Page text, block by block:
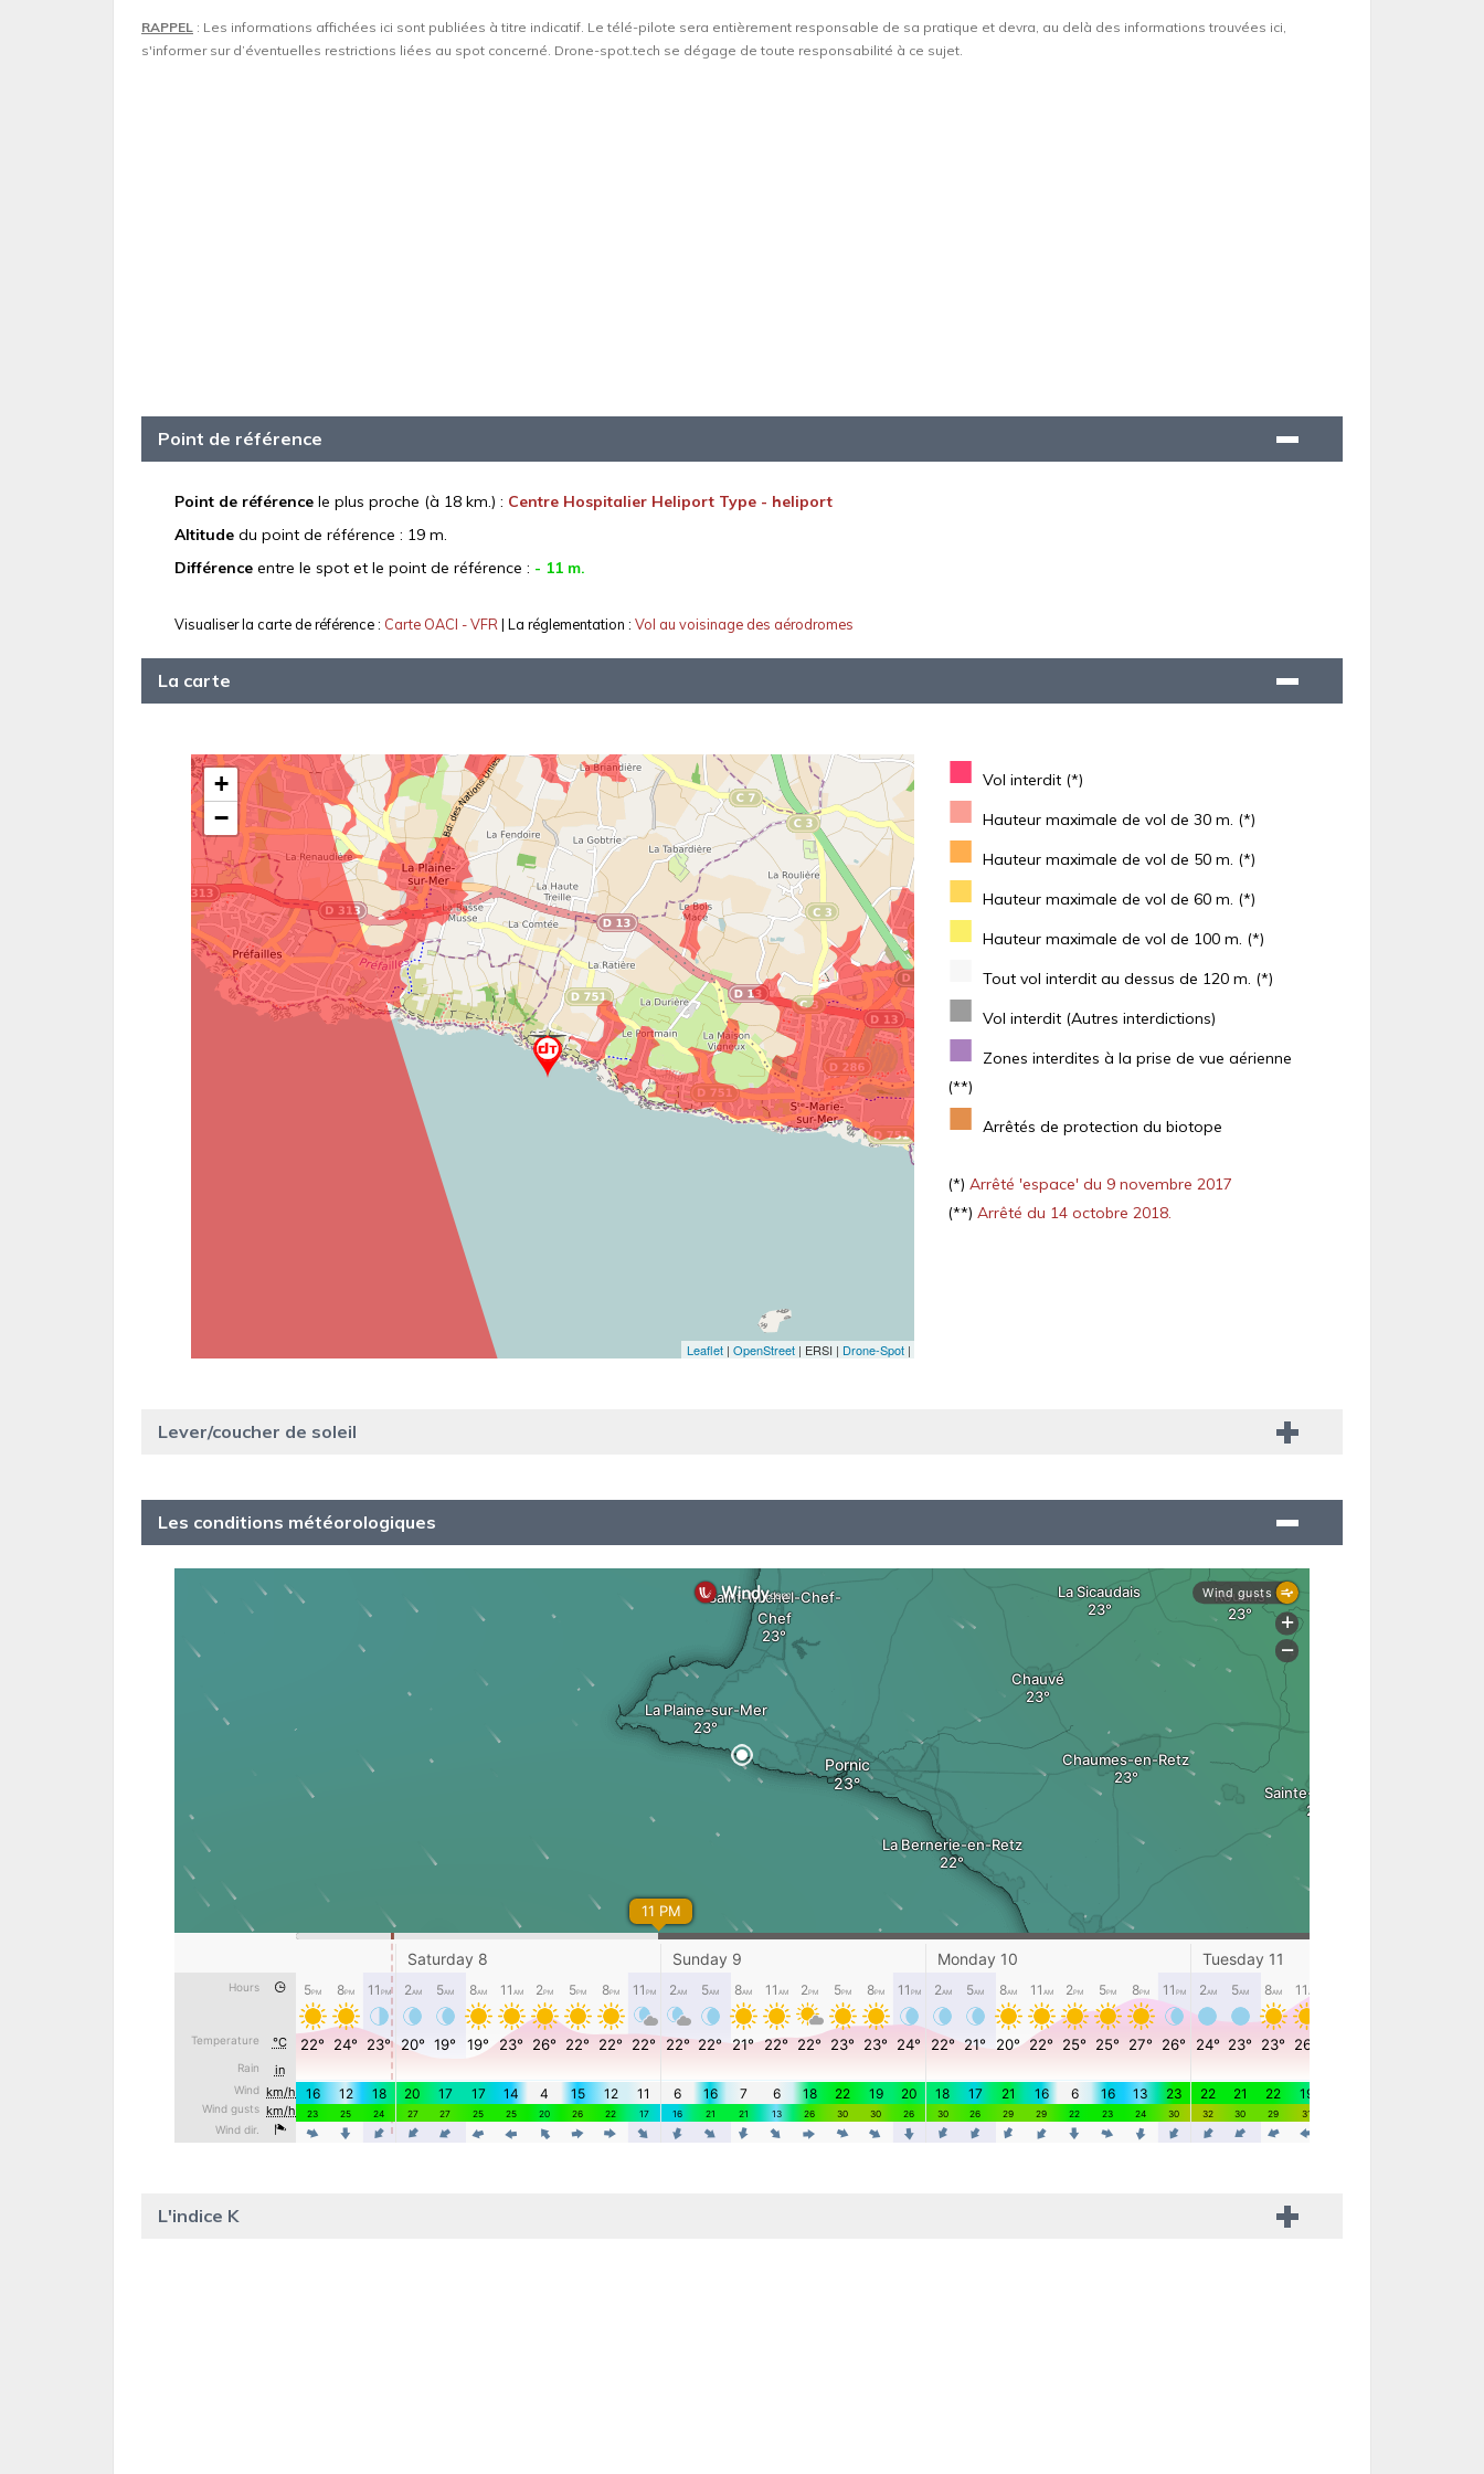
RAPPEL : Les informations affichées ici sont publiées à titre indicatif. Le télé-pilote sera entièrement responsable de sa pratique et devra, au delà des informations trouvées ici,
s'informer sur d’éventuelles restrictions liées au spot concerné. Drone-spot.tech se dégage de toute responsabilité à ce sujet.
Point de référence
Point de référence le plus proche (à 18 km.) : Centre Hospitalier Heliport Type - heliport
Altitude du point de référence : 19 m.
Différence entre le spot et le point de référence : - 11 m.
Visualiser la carte de référence : Carte OACI - VFR| La réglementation : Vol au voisinage des aérodromes
La carte
■ Vol interdit (*)
■ Hauteur maximale de vol de 30 m. (*)
■ Hauteur maximale de vol de 50 m. (*)
■ Hauteur maximale de vol de 60 m. (*)
■ Hauteur maximale de vol de 100 m. (*)
Tout vol interdit au dessus de 120 m. (*)
■ Vol interdit (Autres interdictions)
■
Zones interdites à la prise de vue aérienne
(**)
■ Arrêtés de protection du biotope
(*) Arrêté 'espace' du 9 novembre 2017
(**) Arrêté du 14 octobre 2018.
Lever/coucher de soleil
Les conditions météorologiques
L'indice K